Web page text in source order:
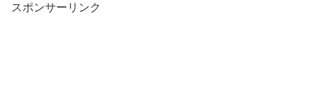
スポンサーリンク